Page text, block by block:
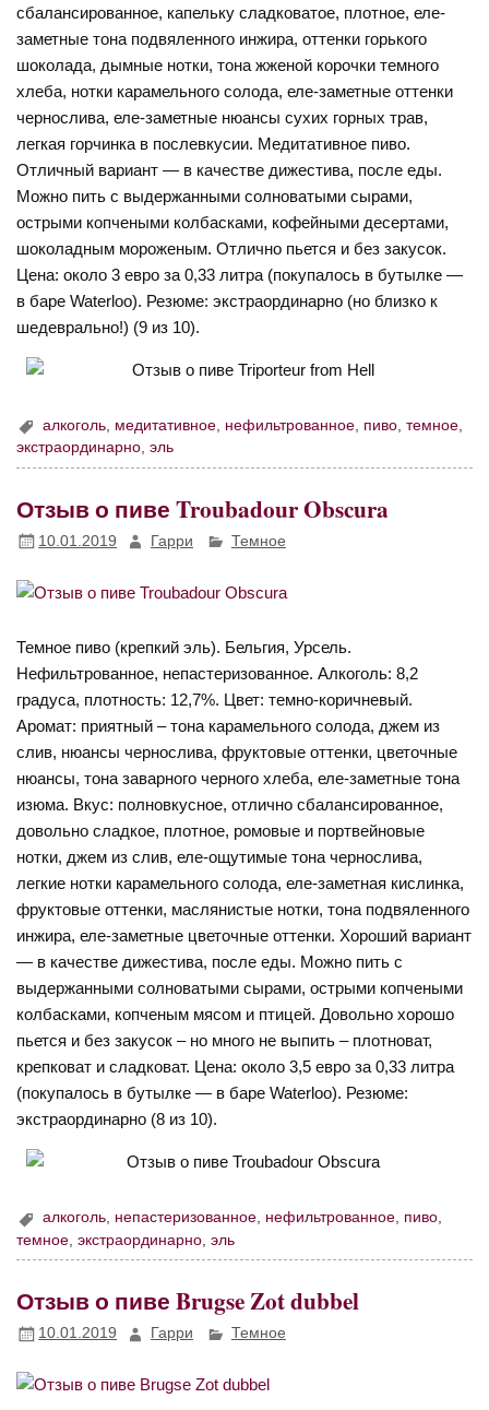
сбалансированное, капельку сладковатое, плотное, еле-
заметные тона подвяленного инжира, оттенки горького
шоколада, дымные нотки, тона жженой корочки темного
хлеба, нотки карамельного солода, еле-заметные оттенки
чернослива, еле-заметные нюансы сухих горных трав,
легкая горчинка в послевкусии. Медитативное пиво.
Отличный вариант — в качестве дижестива, после еды.
Можно пить с выдержанными солноватыми сырами,
острыми копчеными колбасками, кофейными десертами,
шоколадным мороженым. Отлично пьется и без закусок.
Цена: около 3 евро за 0,33 литра (покупалось в бутылке —
в баре Waterloo). Резюме: экстраординарно (но близко к
шедеврально!) (9 из 10).
алкоголь, медитативное, нефильтрованное, пиво,темное,
экстраординарно,эль
Отзыв о пиве Troubadour Obscura
10.01.2019 Гарри Темное
Темное пиво (крепкий эль). Бельгия, Урсель.
Нефильтрованное, непастеризованное. Алкоголь: 8,2
градуса, плотность: 12,7%. Цвет: темно-коричневый.
Аромат: приятный – тона карамельного солода, джем из
слив, нюансы чернослива, фруктовые оттенки, цветочные
нюансы, тона заварного черного хлеба, еле-заметные тона
изюма. Вкус: полновкусное, отлично сбалансированное,
довольно сладкое, плотное, ромовые и портвейновые
нотки, джем из слив, еле-ощутимые тона чернослива,
легкие нотки карамельного солода, еле-заметная кислинка,
фруктовые оттенки, маслянистые нотки, тона подвяленного
инжира, еле-заметные цветочные оттенки. Хороший вариант
— в качестве дижестива, после еды. Можно пить с
выдержанными солноватыми сырами, острыми копчеными
колбасками, копченым мясом и птицей. Довольно хорошо
пьется и без закусок – но много не выпить – плотноват,
крепковат и сладковат. Цена: около 3,5 евро за 0,33 литра
(покупалось в бутылке — в баре Waterloo). Резюме:
экстраординарно (8 из 10).
алкоголь, непастеризованное, нефильтрованное, пиво,
темное ,экстраординарно ,эль
Отзыв о пиве Brugse Zot dubbel
10.01.2019 Гарри Темное